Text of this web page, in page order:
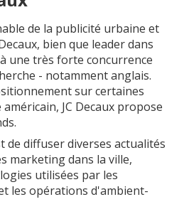
de la publicité urbaine et
bien que leader dans
une très forte concurrence
- notamment anglais.
sur certaines
JC Decaux propose
de diffuser diverses actualités
marketing dans la ville,
utilisées par les
les opérations d'ambient-